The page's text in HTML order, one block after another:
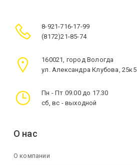
8-921-716-17-99
(8172)21-85-74
160021, город Вологда
ул. Александра Клубова, 25к5
Пн - Пт 09.00 до 17.30
сб, вс - выходной
О нас
О компании